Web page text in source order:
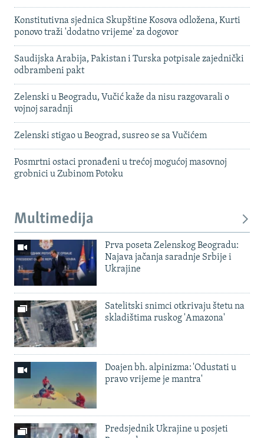
Konstitutivna sjednica Skupštine Kosova odložena, Kurti
ponovo traži 'dodatno vrijeme' za dogovor
Saudijska Arabija, Pakistan i Turska potpisale zajednički
odbrambeni pakt
Zelenski u Beogradu, Vučić kaže da nisu razgovarali o
vojnoj saradnji
Zelenski stigao u Beograd, susreo se sa Vučićem
Posmrtni ostaci pronađeni u trećoj mogućoj masovnoj
grobnici u Zubinom Potoku
Multimedija
Prva poseta Zelenskog Beogradu:
Najava jačanja saradnje Srbije i
Ukrajine
Satelitski snimci otkrivaju štetu na
skladištima ruskog 'Amazona'
Doajen bh. alpinizma: 'Odustati u
pravo vrijeme je mantra'
Predsjednik Ukrajine u posjeti